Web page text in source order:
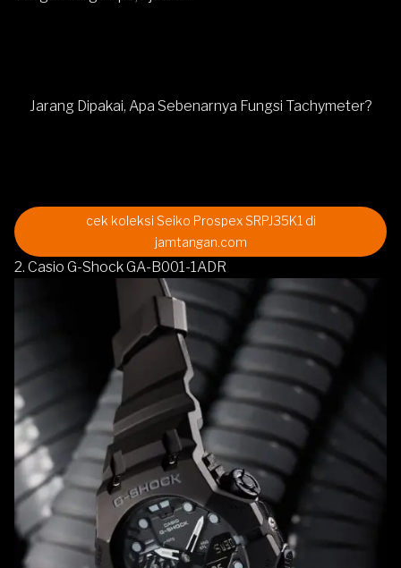
Jarang Dipakai, Apa Sebenarnya Fungsi Tachymeter?
cek koleksi Seiko Prospex SRPJ35K1 di
jamtangan.com
2. Casio G-Shock GA-B001-1ADR